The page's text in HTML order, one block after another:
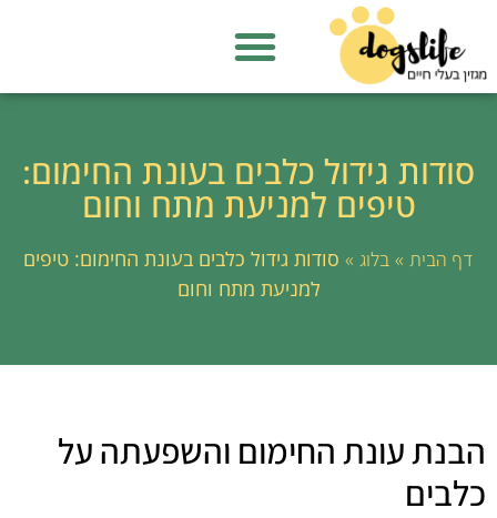
סודות גידול כלבים בעונת החימום:
טיפים למניעת מתח וחום
דף הבית » בלוג » סודות גידול כלבים בעונת החימום: טיפים
למניעת מתח וחום
הבנת עונת החימום והשפעתה על
כלבים